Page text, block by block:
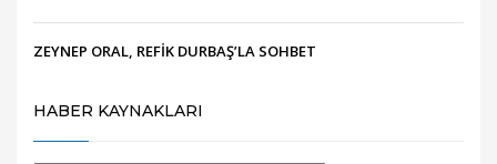
ZEYNEP ORAL, REFİK DURBAŞ’LA SOHBET
HABER KAYNAKLARI